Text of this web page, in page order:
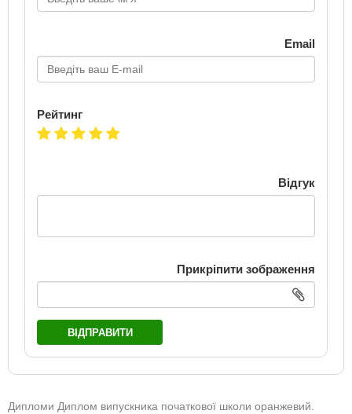
Email
Рейтинг
Відгук
Прикріпити зображення
ВІДПРАВИТИ
Дипломи Диплом випускника початкової школи оранжевий.